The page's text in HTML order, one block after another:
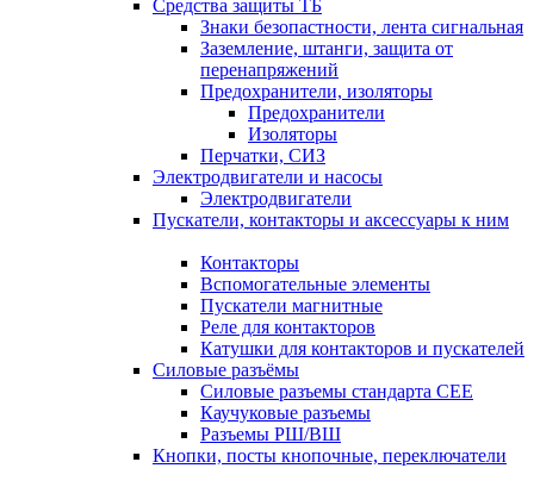
Средства защиты ТБ
Знаки безопастности, лента сигнальная
Заземление, штанги, защита от
перенапряжений
Предохранители, изоляторы
Предохранители
Изоляторы
Перчатки, СИЗ
Электродвигатели и насосы
Электродвигатели
Пускатели, контакторы и аксессуары к ним
Контакторы
Вспомогательные элементы
Пускатели магнитные
Реле для контакторов
Катушки для контакторов и пускателей
Силовые разъёмы
Силовые разъемы стандарта СЕЕ
Каучуковые разъемы
Разъемы РШ/ВШ
Кнопки, посты кнопочные, переключатели